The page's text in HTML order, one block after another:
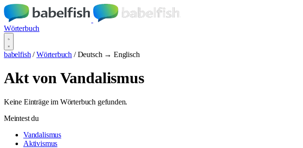
Wörterbuch
babelfish / Wörterbuch / Deutsch → Englisch
Akt von Vandalismus
Keine Einträge im Wörterbuch gefunden.
Meintest du
Vandalismus
Aktivismus